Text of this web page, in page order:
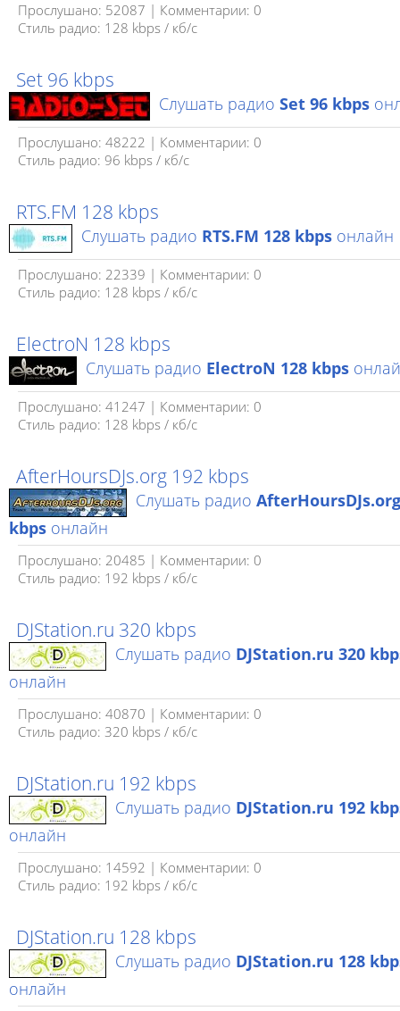
Прослушано: 52087 | Комментарии: 0
Стиль радио: 128 kbps / кб/c
Set 96 kbps
Слушать радио Set 96 kbps
Прослушано: 48222 | Комментарии: 0
Стиль радио: 96 kbps / кб/c
RTS.FM 128 kbps
Слушать радио RTS.FM 128 kbps онлайн
Прослушано: 22339 | Комментарии: 0
Стиль радио: 128 kbps / кб/c
ElectroN 128 kbps
Слушать радио ElectroN 128 kbps
Прослушано: 41247 | Комментарии: 0
Стиль радио: 128 kbps / кб/c
AfterHoursDJs.org 192 kbps
Слушать радио
kbps онлайн
Прослушано: 20485 | Комментарии: 0
Стиль радио: 192 kbps / кб/c
DJStation.ru 320 kbps
Слушать радио DJStation.ru 320
онлайн
Прослушано: 40870 | Комментарии: 0
Стиль радио: 320 kbps / кб/с
DJStation.ru 192 kbps
Слушать радио DJStation.ru 192
онлайн
Прослушано: 14592 | Комментарии: 0
Стиль радио: 192 kbps / кб/c
DJStation.ru 128 kbps
Слушать радио DJStation.ru 128
онлайн